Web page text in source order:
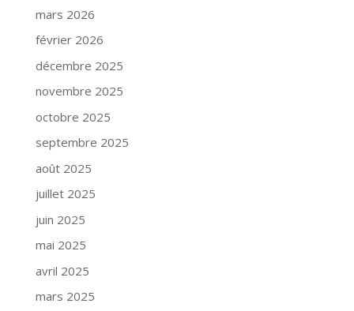
mars 2026
février 2026
décembre 2025
novembre 2025
octobre 2025
septembre 2025
août 2025
juillet 2025
juin 2025
mai 2025
avril 2025
mars 2025